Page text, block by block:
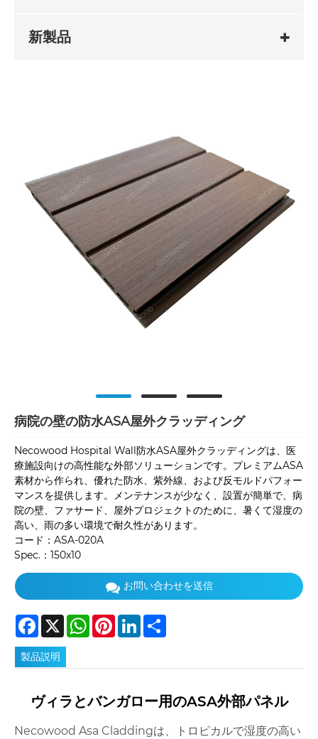
新製品
病院の壁の防水ASA屋外クラッディング
Necowood Hospital Wall防水ASA屋外クラッディングは、医
療施設向けの高性能な外部ソリューションです。プレミアムASA
素材から作られ、優れた防水、紫外線、および反モルドパフォー
マンスを提供します。メンテナンスが少なく、設置が簡単で、病
院の壁、ファサード、屋外プロジェクトのために、暑くて湿度の
高い、雨の多い環境で耐久性があります。
コード：ASA-020A
Spec.：150x10
お問い合わせを送信
Facebook
X WhatsAppPinterestLinkedIn
製品説明
ヴィラとバンガロー用のASA外部パネル
Necowood Asa Claddingは、トロピカルで湿度の高い